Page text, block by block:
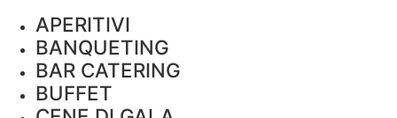
APERITIVI
BANQUETING
BAR CATERING
BUFFET